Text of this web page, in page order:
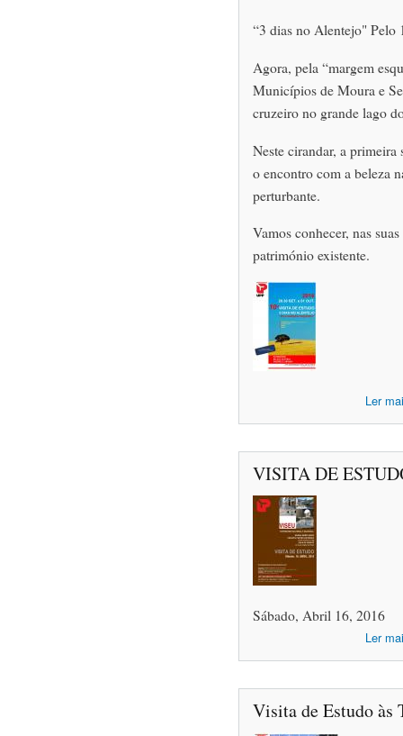
“3 dias no Alentejo" Pelo
Agora, pela “margem
Municípios de Moura e
cruzeiro no grande lago
Neste cirandar, a primeira
o encontro com a beleza
perturbante.
Vamos conhecer, nas
património existente.
Ler
VISITA DE
Sábado, Abril 16, 2016
Ler
Visita de Estudo às